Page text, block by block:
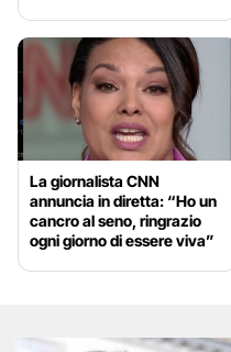
La giornalista CNN
annuncia in diretta: “Ho un
cancro al seno, ringrazio
ogni giorno di essere viva”